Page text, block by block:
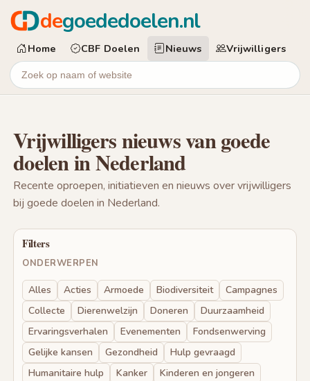
degoededoelen.nl
Home CBF Doelen Nieuws Vrijwilligers
Vrijwilligers nieuws van goede
doelen in Nederland
Recente oproepen, initiatieven en nieuws over vrijwilligers
bij goede doelen in Nederland.
Filters
ONDERWERPEN
Alles Acties Armoede Biodiversiteit
Campagnes
Collecte
Dierenwelzijn Doneren
Duurzaamheid
Ervaringsverhalen
Evenementen
Fondsenwerving
Gelijke kansen
Gezondheid
Hulp gevraagd
Humanitaire hulp
Kanker
Kinderen en jongeren